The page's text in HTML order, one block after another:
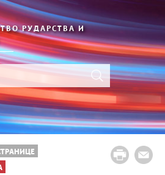
РУДАРСТВА И